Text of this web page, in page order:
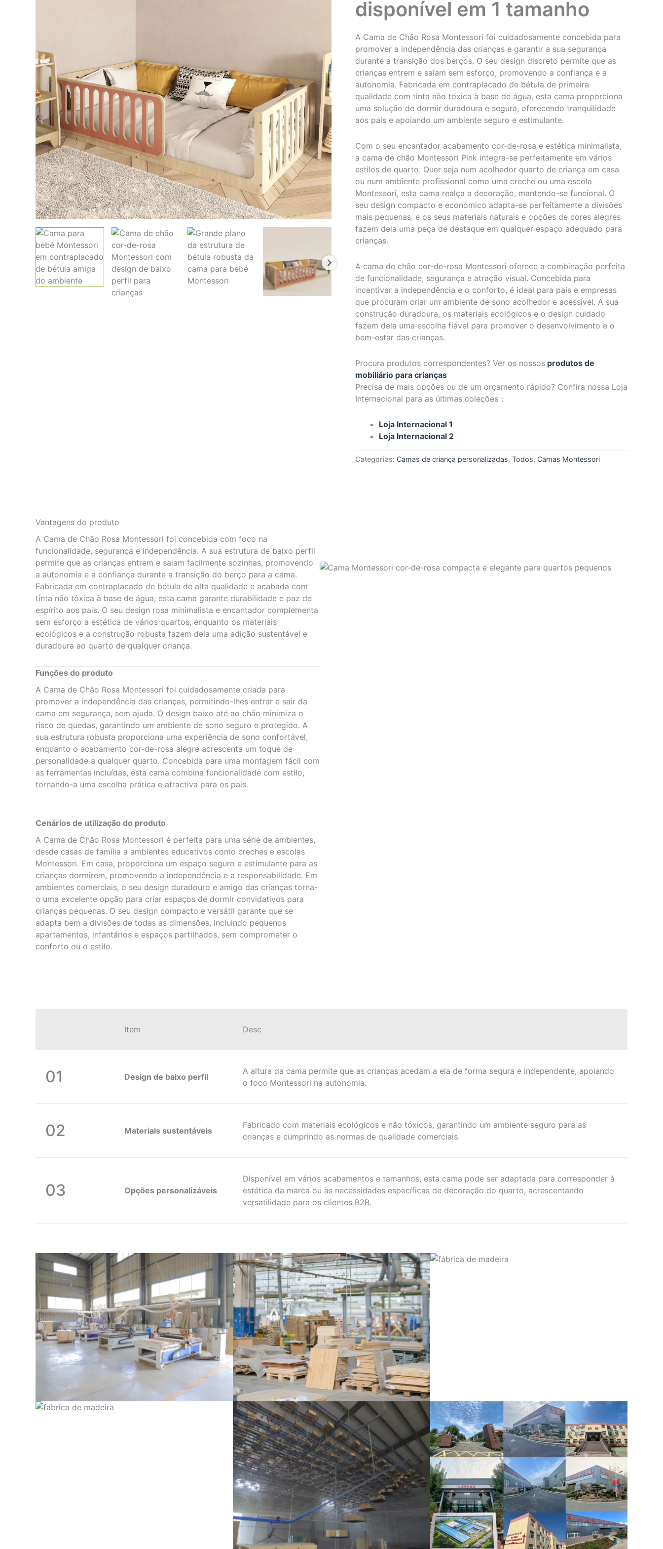
disponível em 1 tamanho
A Cama de Chão Rosa Montessori foi cuidadosamente concebida para
promover a independência das crianças e garantir a sua segurança
durante a transição dos berços. O seu design discreto permite que as
crianças entrem e saiam sem esforço, promovendo a confiança e a
autonomia. Fabricada em contraplacado de bétula de primeira
qualidade com tinta não tóxica à base de água, esta cama proporciona
uma solução de dormir duradoura e segura, oferecendo tranquilidade
aos pais e apoiando um ambiente seguro e estimulante.
Com o seu encantador acabamento cor-de-rosa e estética minimalista,
a cama de chão Montessori Pink integra-se perfeitamente em vários
estilos de quarto. Quer seja num acolhedor quarto de criança em casa
ou num ambiente profissional como uma creche ou uma escola
Montessori, esta cama realça a decoração, mantendo-se funcional. O
seu design compacto e económico adapta-se perfeitamente a divisões
mais pequenas, e os seus materiais naturais e opções de cores alegres
fazem dela uma peça de destaque em qualquer espaço adequado para
crianças.
A cama de chão cor-de-rosa Montessori oferece a combinação perfeita
de funcionalidade, segurança e atração visual. Concebida para
incentivar a independência e o conforto, é ideal para pais e empresas
que procuram criar um ambiente de sono acolhedor e acessível. A sua
construção duradoura, os materiais ecológicos e o design cuidado
fazem dela uma escolha fiável para promover o desenvolvimento e o
bem-estar das crianças.
Procura produtos correspondentes? Ver os nossos produtos de
mobiliário para crianças
Precisa de mais opções ou de um orçamento rápido? Confira nossa Loja
Internacional para as últimas coleções：
Loja Internacional 1
Loja Internacional 2
Categorias: Camas de criança personalizadas, Todos, Camas Montessori
Vantagens do produto
A Cama de Chão Rosa Montessori foi concebida com foco na
funcionalidade, segurança e independência. A sua estrutura de baixo perfil
permite que as crianças entrem e saiam facilmente sozinhas, promovendo
a autonomia e a confiança durante a transição do berço para a cama.
Fabricada em contraplacado de bétula de alta qualidade e acabada com
tinta não tóxica à base de água, esta cama garante durabilidade e paz de
espírito aos pais. O seu design rosa minimalista e encantador complementa
sem esforço a estética de vários quartos, enquanto os materiais
ecológicos e a construção robusta fazem dela uma adição sustentável e
duradoura ao quarto de qualquer criança.
Funções do produto
A Cama de Chão Rosa Montessori foi cuidadosamente criada para
promover a independência das crianças, permitindo-lhes entrar e sair da
cama em segurança, sem ajuda. O design baixo até ao chão minimiza o
risco de quedas, garantindo um ambiente de sono seguro e protegido. A
sua estrutura robusta proporciona uma experiência de sono confortável,
enquanto o acabamento cor-de-rosa alegre acrescenta um toque de
personalidade a qualquer quarto. Concebida para uma montagem fácil com
as ferramentas incluídas, esta cama combina funcionalidade com estilo,
tornando-a uma escolha prática e atractiva para os pais.
Cenários de utilização do produto
A Cama de Chão Rosa Montessori é perfeita para uma série de ambientes,
desde casas de família a ambientes educativos como creches e escolas
Montessori. Em casa, proporciona um espaço seguro e estimulante para as
crianças dormirem, promovendo a independência e a responsabilidade. Em
ambientes comerciais, o seu design duradouro e amigo das crianças torna-
o uma excelente opção para criar espaços de dormir convidativos para
crianças pequenas. O seu design compacto e versátil garante que se
adapta bem a divisões de todas as dimensões, incluindo pequenos
apartamentos, infantários e espaços partilhados, sem comprometer o
conforto ou o estilo.
Item Desc
01 Design de baixo perfil
A altura da cama permite que as crianças acedam a ela de forma segura e independente, apoiando
o foco Montessori na autonomia.
02 Materiais sustentáveis
Fabricado com materiais ecológicos e não tóxicos, garantindo um ambiente seguro para as
crianças e cumprindo as normas de qualidade comerciais.
03 Opções personalizáveis
Disponível em vários acabamentos e tamanhos, esta cama pode ser adaptada para corresponder à
estética da marca ou às necessidades específicas de decoração do quarto, acrescentando
versatilidade para os clientes B2B.